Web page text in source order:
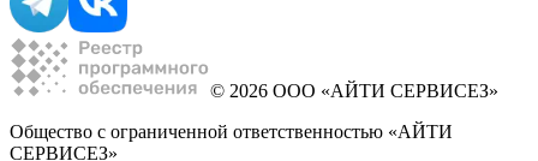
© 2026 ООО «АЙТИ СЕРВИСЕЗ»
Общество с ограниченной ответственностью «АЙТИ
СЕРВИСЕЗ»